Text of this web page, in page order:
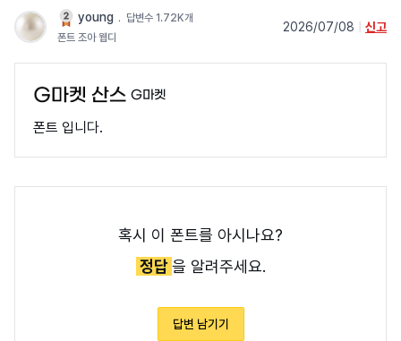
young ﹒ 답변수 1.72K개
폰트 조아 웹디
2026/07/08 신고
G마켓
폰트 입니다.
혹시 이 폰트를 아시나요?
정답을 알려주세요.
답변 남기기